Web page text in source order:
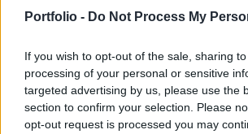
Portfolio - Do Not Process My
If you wish to opt-out of the sale, sharing
processing of your personal or sensitive
targeted advertising by us, please use the
section to confirm your selection. Please
opt-out request is processed you may
egészségügyi miniszter szerdán
szerológiai vizsgálat
hivatkozva.
Az Europa FM rádiónak nyilatkozó
eddig 13 ezer embertől vettek vérmintát,
koronavírus-fertőzésen átesett lakosság